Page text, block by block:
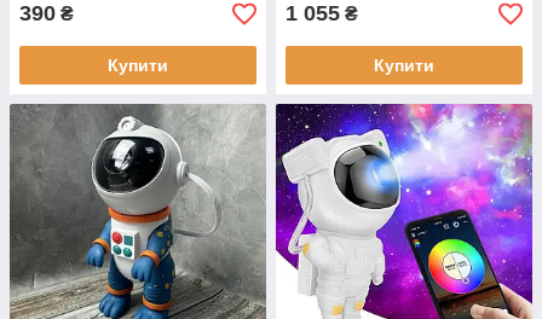
390 ₴
Купити
1 055 ₴
Купити